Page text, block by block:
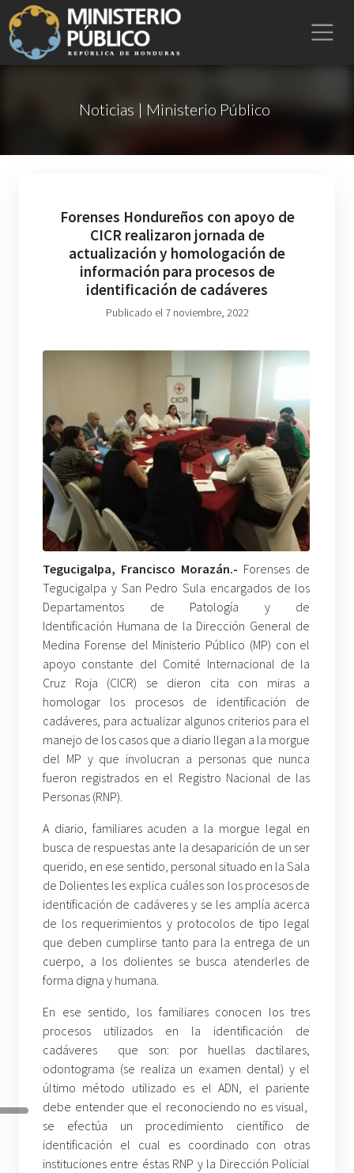
Noticias | Ministerio Público
Forenses Hondureños con apoyo de
CICR realizaron jornada de
actualización y homologación de
información para procesos de
identificación de cadáveres
Publicado el 7 noviembre, 2022
Tegucigalpa, Francisco Morazán.- Forenses de
Tegucigalpa y San Pedro Sula encargados de los
Departamentos de Patología y de
Identificación Humana de la Dirección General de
Medina Forense del Ministerio Público (MP) con el
apoyo constante del Comité Internacional de la
Cruz Roja (CICR) se dieron cita con miras a
homologar los procesos de identificación de
cadáveres, para actualizar algunos criterios para el
manejo de los casos que a diario llegan a la morgue
del MP y que involucran a personas que nunca
fueron registrados en el Registro Nacional de las
Personas (RNP).
A diario, familiares acuden a la morgue legal en
busca de respuestas ante la desaparición de un ser
querido, en ese sentido, personal situado en la Sala
de Dolientes les explica cuáles son los procesos de
identificación de cadáveres y se les amplía acerca
de los requerimientos y protocolos de tipo legal
que deben cumplirse tanto para la entrega de un
cuerpo, a los dolientes se busca atenderles de
forma digna y humana.
En ese sentido, los familiares conocen los tres
procesos utilizados en la identificación de
cadáveres que son: por huellas dactilares,
odontograma (se realiza un examen dental) y el
último método utilizado es el ADN, el pariente
debe entender que el reconociendo no es visual,
se efectúa un procedimiento científico de
identificación el cual es coordinado con otras
instituciones entre éstas RNP y la Dirección Policial